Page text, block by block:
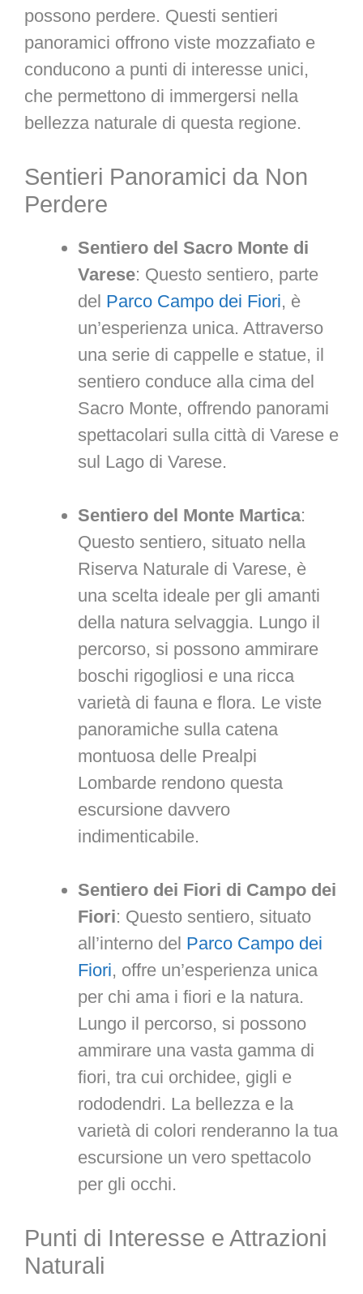
possono perdere. Questi sentieri
panoramici offrono viste mozzafiato e
conducono a punti di interesse unici,
che permettono di immergersi nella
bellezza naturale di questa regione.
Sentieri Panoramici da Non
Perdere
Sentiero del Sacro Monte di
Varese: Questo sentiero, parte
del Parco Campo dei Fiori, è
un’esperienza unica. Attraverso
una serie di cappelle e statue, il
sentiero conduce alla cima del
Sacro Monte, offrendo panorami
spettacolari sulla città di Varese e
sul Lago di Varese.
Sentiero del Monte Martica:
Questo sentiero, situato nella
Riserva Naturale di Varese, è
una scelta ideale per gli amanti
della natura selvaggia. Lungo il
percorso, si possono ammirare
boschi rigogliosi e una ricca
varietà di fauna e flora. Le viste
panoramiche sulla catena
montuosa delle Prealpi
Lombarde rendono questa
escursione davvero
indimenticabile.
Sentiero dei Fiori di Campo dei
Fiori: Questo sentiero, situato
all’interno del Parco Campo dei
Fiori, offre un’esperienza unica
per chi ama i fiori e la natura.
Lungo il percorso, si possono
ammirare una vasta gamma di
fiori, tra cui orchidee, gigli e
rododendri. La bellezza e la
varietà di colori renderanno la tua
escursione un vero spettacolo
per gli occhi.
Punti di Interesse e Attrazioni
Naturali